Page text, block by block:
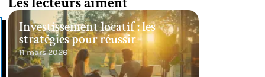
Investissement locatif : les
stratégies pour réussir
11 mars 2026